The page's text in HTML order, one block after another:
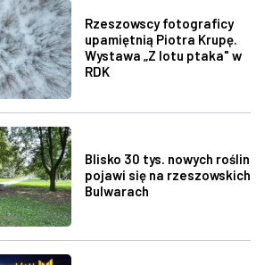
Rzeszowscy fotograficy
upamiętnią Piotra Krupę.
Wystawa „Z lotu ptaka" w
RDK
Blisko 30 tys. nowych roślin
pojawi się na rzeszowskich
Bulwarach